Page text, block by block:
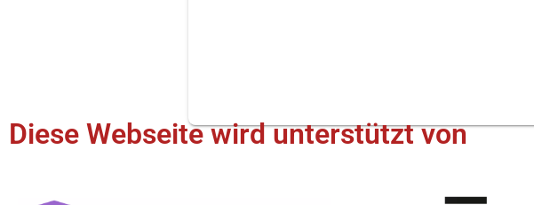
Diese Webseite wird unterstützt von​